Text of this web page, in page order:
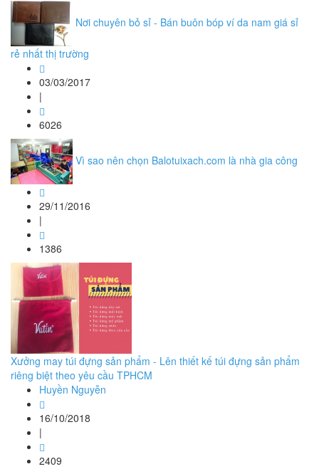
Nơi chuyên bỏ sỉ - Bán buôn bóp ví da nam giá sỉ
rẻ nhất thị trường
03/03/2017
|
6026
Vì sao nên chọn Balotuixach.com là nhà gia công
29/11/2016
|
1386
Xưởng may túi đựng sản phẩm - Lên thiết kế túi đựng sản phẩm
riêng biệt theo yêu cầu TPHCM
Huyền Nguyễn
16/10/2018
|
2409